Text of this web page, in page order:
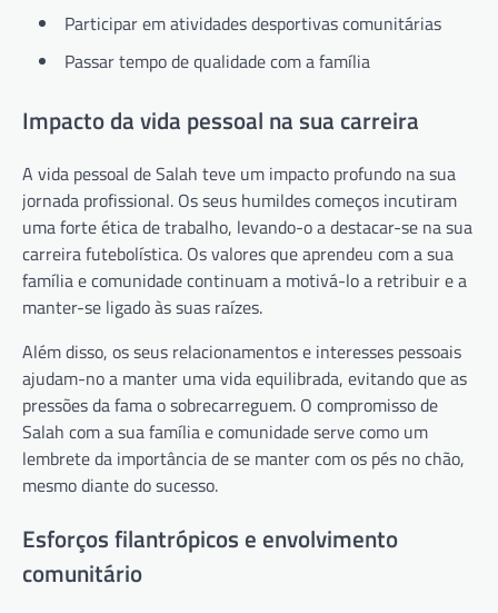
Participar em atividades desportivas comunitárias
Passar tempo de qualidade com a família
Impacto da vida pessoal na sua carreira
A vida pessoal de Salah teve um impacto profundo na sua
jornada profissional. Os seus humildes começos incutiram
uma forte ética de trabalho, levando-o a destacar-se na sua
carreira futebolística. Os valores que aprendeu com a sua
família e comunidade continuam a motivá-lo a retribuir e a
manter-se ligado às suas raízes.
Além disso, os seus relacionamentos e interesses pessoais
ajudam-no a manter uma vida equilibrada, evitando que as
pressões da fama o sobrecarreguem. O compromisso de
Salah com a sua família e comunidade serve como um
lembrete da importância de se manter com os pés no chão,
mesmo diante do sucesso.
Esforços filantrópicos e envolvimento
comunitário